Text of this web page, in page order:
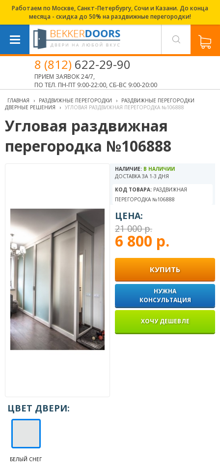
Работаем по Москве, Санкт-Петербургу, Сочи и Казани. До конца
месяца - скидка до 50% на раздвижные перегородки!
8 (812) 622-29-90
ПРИЕМ ЗАЯВОК 24/7,
ПО ТЕЛ. ПН-ПТ 9:00-22:00, СБ-ВС 9:00-20:00
ГЛАВНАЯ › РАЗДВИЖНЫЕ ПЕРЕГОРОДКИ ›
РАЗДВИЖНЫЕ ПЕРЕГОРОДКИ
ДВЕРНЫЕ РЕШЕНИЯ
› УГЛОВАЯ РАЗДВИЖНАЯ ПЕРЕГОРОДКА №106888
Угловая раздвижная
перегородка №106888
НАЛИЧИЕ: В НАЛИЧИИ
ДОСТАВКА ЗА 1-3 ДНЯ
КОД ТОВАРА: РАЗДВИЖНАЯ
ПЕРЕГОРОДКА №106888
ЦЕНА:
21 000 р.
6 800 р.
КУПИТЬ
НУЖНА
КОНСУЛЬТАЦИЯ
ХОЧУ ДЕШЕВЛЕ
ЦВЕТ ДВЕРИ:
БЕЛЫЙ СНЕГ